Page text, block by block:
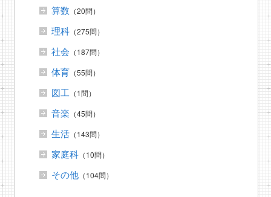
算数 （20問）
理科（275問）
社会 （187問）
体育（55問）
図工 （1問）
音楽 （45問）
生活（143問）
家庭科（10問）
その他（104問）